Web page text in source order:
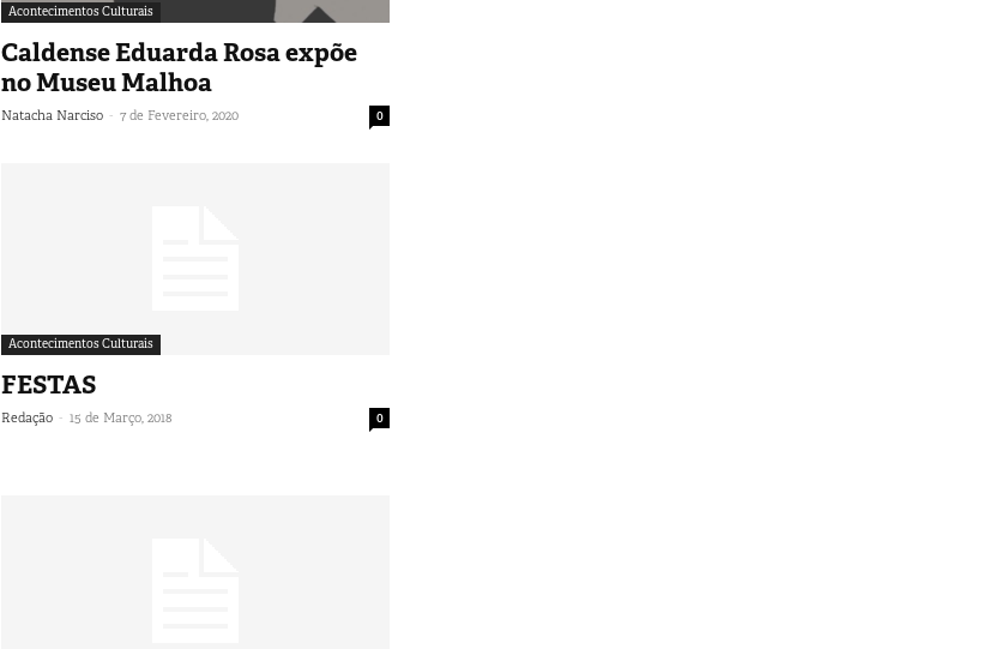
Acontecimentos Culturais
Caldense Eduarda Rosa expõe
no Museu Malhoa
Natacha Narciso - 7 de Fevereiro, 2020 0
Acontecimentos Culturais
FESTAS
Redação - 15 de Março, 2018 0